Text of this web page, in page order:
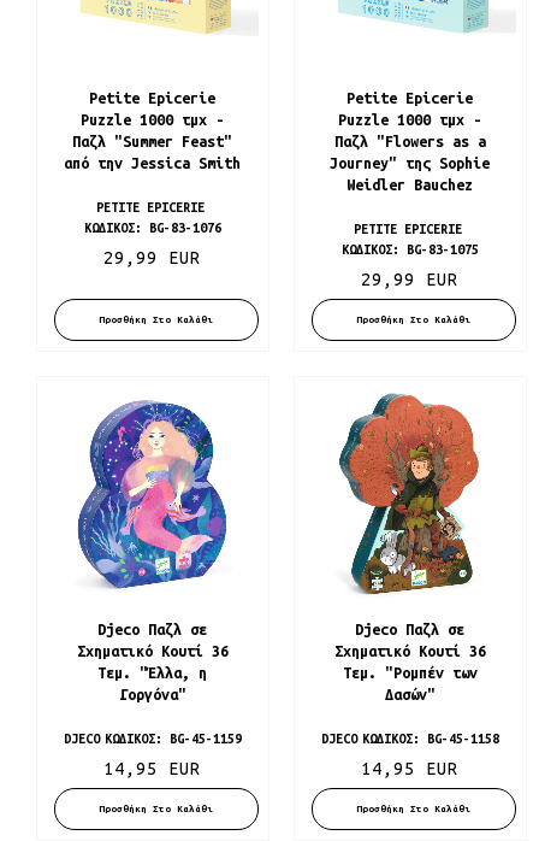
PETITE EPICERIE
ΚΩΔΙΚΌΣ:
BG-83-1076
Petite Epicerie
Puzzle 1000 τμχ -
Παζλ "Summer Feast"
από την Jessica Smith
29,99 EUR
Προσθήκη Στο Καλάθι
PETITE EPICERIE
ΚΩΔΙΚΌΣ:
BG-83-1075
Petite Epicerie
Puzzle 1000 τμχ -
Παζλ "Flowers as a
Journey" της Sophie
Weidler Bauchez
29,99 EUR
Προσθήκη Στο Καλάθι
DJECO ΚΩΔΙΚΌΣ: BG-45-1159
Djeco Παζλ σε
Σχηματικό Κουτί 36
Τεμ. "Έλλα, η
Γοργόνα"
14,95 EUR
Προσθήκη Στο Καλάθι
DJECO ΚΩΔΙΚΌΣ: BG-45-1158
Djeco Παζλ σε
Σχηματικό Κουτί 36
Τεμ. "Ρομπέν των
Δασών"
14,95 EUR
Προσθήκη Στο Καλάθι